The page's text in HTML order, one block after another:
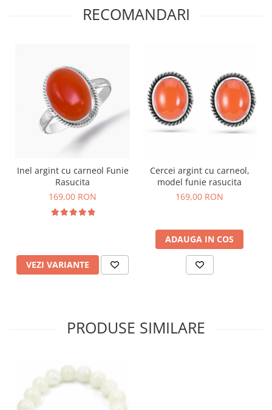
RECOMANDARI
Inel argint cu carneol Funie
Rasucita
169,00 RON
VEZI VARIANTE
Cercei argint cu carneol,
model funie rasucita
169,00 RON
ADAUGA IN COS
PRODUSE SIMILARE